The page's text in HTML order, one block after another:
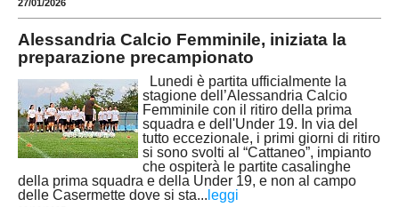
27/01/2026
Alessandria Calcio Femminile, iniziata la
preparazione precampionato
Lunedi è partita ufficialmente la
stagione dell’Alessandria Calcio
Femminile con il ritiro della prima
squadra e dell'Under 19. In via del
tutto eccezionale, i primi giorni di ritiro
si sono svolti al “Cattaneo”, impianto
che ospiterà le partite casalinghe
della prima squadra e della Under 19, e non al campo
delle Casermette dove si sta... leggi